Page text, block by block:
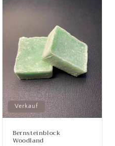
Verkauf
Bernsteinblock
Woodland